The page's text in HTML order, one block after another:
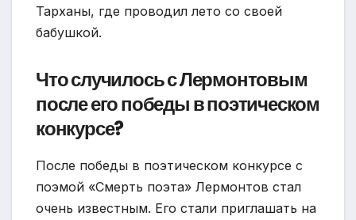
Тарханы, где проводил лето со своей
бабушкой.
Что случилось с Лермонтовым
после его победы в поэтическом
конкурсе?
После победы в поэтическом конкурсе с
поэмой «Смерть поэта» Лермонтов стал
очень известным. Его стали приглашать на